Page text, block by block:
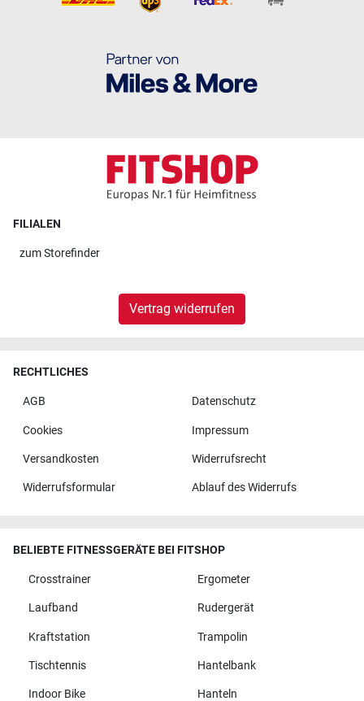
FILIALEN
zumStorefinder
Vertrag widerrufen
RECHTLICHES
AGB Datenschutz
Cookies Impressum
Versandkosten Widerrufsrecht
Widerrufsformular Ablauf des Widerrufs
BELIEBTE FITNESSGERÄTE BEI FITSHOP
Crosstrainer Ergometer
Laufband Rudergerät
Kraftstation Trampolin
Tischtennis Hantelbank
Indoor Bike Hanteln